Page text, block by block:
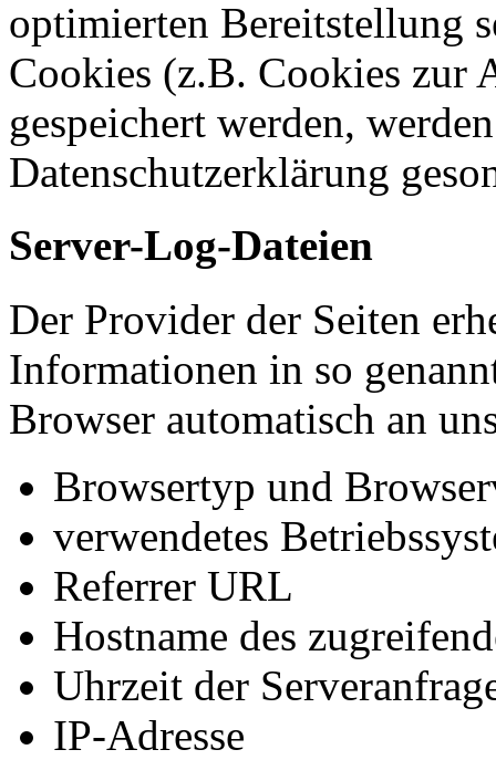
optimierten Bereitstellung
Cookies (z.B. Cookies zur
gespeichert werden,
Datenschutzerklärung
Server-Log-Dateien
Der Provider der Seiten
Informationen in so
Browser automatisch an
Browsertyp und
verwendetes
Referrer URL
Hostname des
Uhrzeit der
IP-Adresse